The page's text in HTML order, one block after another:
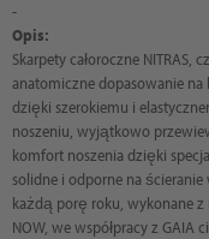
-
Opis:
Skarpety całoroczne NITRAS,
anatomiczne dopasowanie
dzięki szerokiemu i
noszeniu, wyjątkowo
komfort noszenia dzięki
solidne i odporne na
każdą porę roku, wykonane z
NOW, we współpracy z GAIA